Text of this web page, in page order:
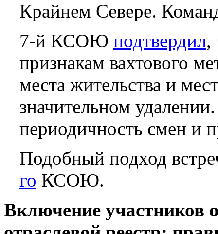
Крайнем Севере.
7-й КСОЮ подтвердил,
признакам вахтового
места жительства и
значительном
периодичность смен и
Подобный подход
го КСОЮ.
Включение участников